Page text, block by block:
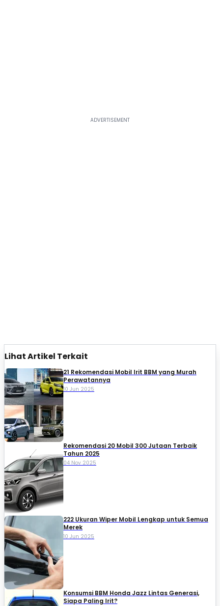
Lihat Artikel Terkait
21 Rekomendasi Mobil Irit BBM yang Murah
Perawatannya
10 Jun 2025
Rekomendasi 20 Mobil 300 Jutaan Terbaik
Tahun 2025
04 Nov 2025
222 Ukuran Wiper Mobil Lengkap untuk Semua
Merek
10 Jun 2025
Konsumsi BBM Honda Jazz Lintas Generasi,
Siapa Paling Irit?